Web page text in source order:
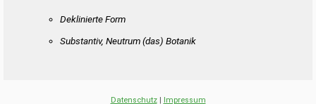
Deklinierte Form
Substantiv, Neutrum(das) Botanik
Datenschutz| Impressum